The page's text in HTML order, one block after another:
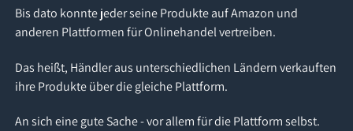
Bis dato konnte jeder seine Produkte auf Amazon und
anderen Plattformen für Onlinehandel vertreiben.
Das heißt, Händler aus unterschiedlichen Ländern verkauften
ihre Produkte über die gleiche Plattform.
An sich eine gute Sache - vor allem für die Plattform selbst.